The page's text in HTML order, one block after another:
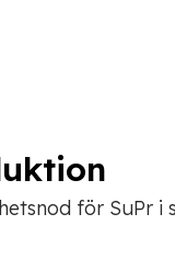
för SuPr